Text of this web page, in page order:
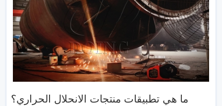
ما هي تطبيقات منتجات الانحلال الحراري؟